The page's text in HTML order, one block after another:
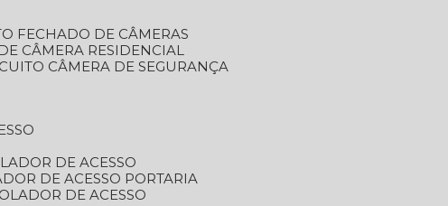
FECHADO DE CÂMERAS
DE CÂMERA RESIDENCIAL
CÂMERA DE SEGURANÇA
DE ACESSO
DE ACESSO PORTARIA
DE ACESSO